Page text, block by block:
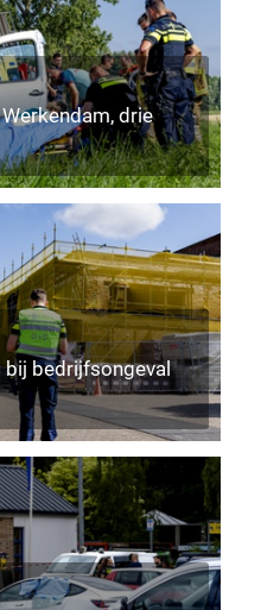
drie
bij bedrijfsongeval